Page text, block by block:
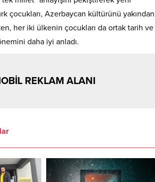
çocukları, Azerbaycan kültürünü yakından
her iki ülkenin çocukları da ortak tarih ve
daha iyi anladı.
REKLAM ALANI